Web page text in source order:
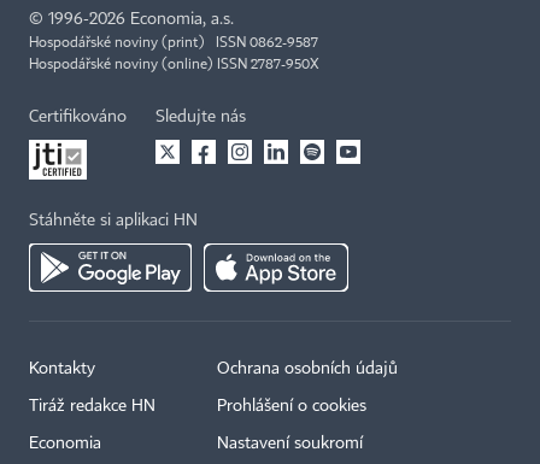
© 1996-2026 Economia, a.s.
Hospodářské noviny (print) ISSN 0862-9587
Hospodářské noviny (online) ISSN 2787-950X
Certifikováno Sledujte nás
Stáhněte si aplikaci HN
Kontakty
Tiráž redakce HN
Economia
Ochrana osobních údajů
Prohlášení o cookies
Nastavení soukromí